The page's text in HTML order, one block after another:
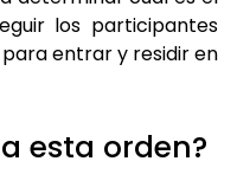
los participantes
entrar y residir en
esta orden?